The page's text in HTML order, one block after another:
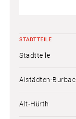
STADTTEILE
Stadtteile
Alstädten-
Alt-Hürth